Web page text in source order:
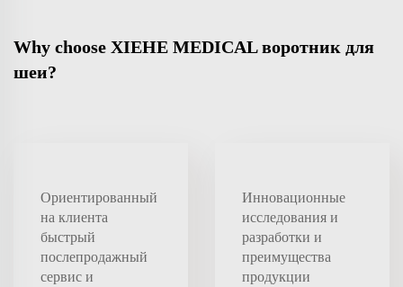
Why choose XIEHE MEDICAL воротник для
шеи?
Ориентированный
на клиента
быстрый
послепродажный
сервис и
Инновационные
исследования и
разработки и
преимущества
продукции